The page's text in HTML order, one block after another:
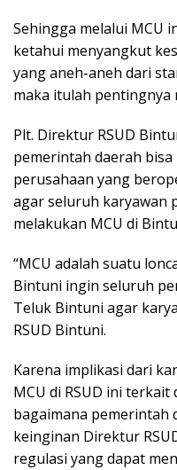
Sehingga melalui MCU
ketahui menyangkut
yang aneh-aneh dari
maka itulah pentingnya
Plt. Direktur RSUD
pemerintah daerah
perusahaan yang
agar seluruh karyawan
melakukan MCU di
“MCU adalah suatu
Bintuni ingin seluruh
Teluk Bintuni agar
RSUD Bintuni.
Karena implikasi dari
MCU di RSUD ini
bagaimana pemerintah
keinginan Direktur
regulasi yang dapat